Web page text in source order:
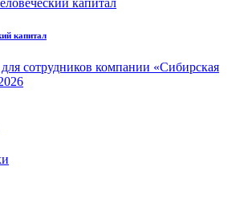
капитал
сотрудников компании «Сибирская